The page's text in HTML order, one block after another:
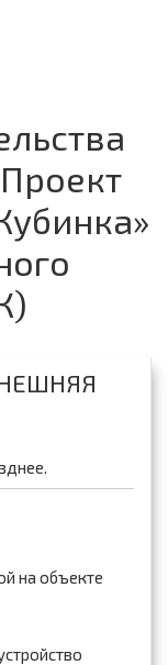
на объекте